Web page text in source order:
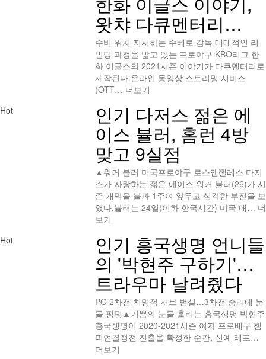
왓챠 다큐멘터리…
수비 위치 지시하는 수베로 감독 대대적인 리
빌딩 과정을 밟고 있는 프로야구 KBO리그 한
화 이글스의 2021시즌 이야기가 다큐멘터리로
제작된다.온라인 동영상 스트리밍 서비스
(OTT… 더보기
Hot
인기 다저스 젊은 에
이스 뷸러, 홈런 4방
맞고 9실점
▲워커 뷸러 미국프로야구 로스앤젤레스 다저
스가 자랑하는 젊은 에이스 워커 뷸러(26)가 시
즌 개막을 불과 1주여 앞두고 심각한 부진을 보
였다.뷸러는 24일(이하 한국시간) 미국 애… 더
보기
Hot
인기 흥국생명 언니들
의 '박현주 구하기'…
트라우마 날려줬다
PO 2차전 치명적 서브 범실…3차전 승리에 눈
물 펑펑▲기쁨의 눈물 흘리는 흥국생명 박현주
흥국생명이 2020-2021시즌 여자 프로배구 챔
피언결정전 진출을 확정한 순간, 신예 레프…
더보기